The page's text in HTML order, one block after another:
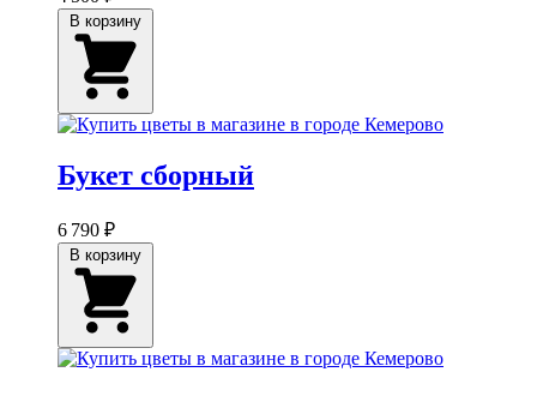
Букет сборный
6 790 ₽